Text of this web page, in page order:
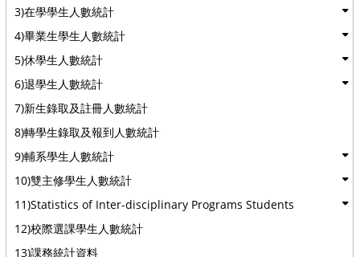
3)在學學生人數統計
4)畢業生學生人數統計
5)休學生人數統計
6)退學生人數統計
7)新生錄取及註冊人數統計
8)轉學生錄取及報到人數統計
9)輔系學生人數統計
10)雙主修學生人數統計
11)Statistics of Inter-disciplinary Programs Students
12)校際選課學生人數統計
13)課務統計資料